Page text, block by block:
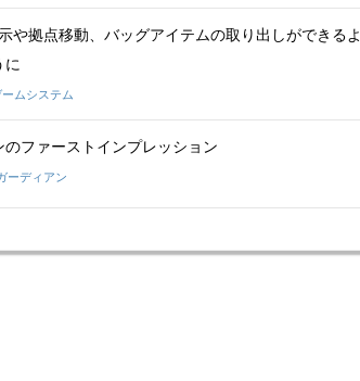
や拠点移動、バッグアイテムの取り出しができるよ
に
ムシステム
のファーストインプレッション
ーディアン